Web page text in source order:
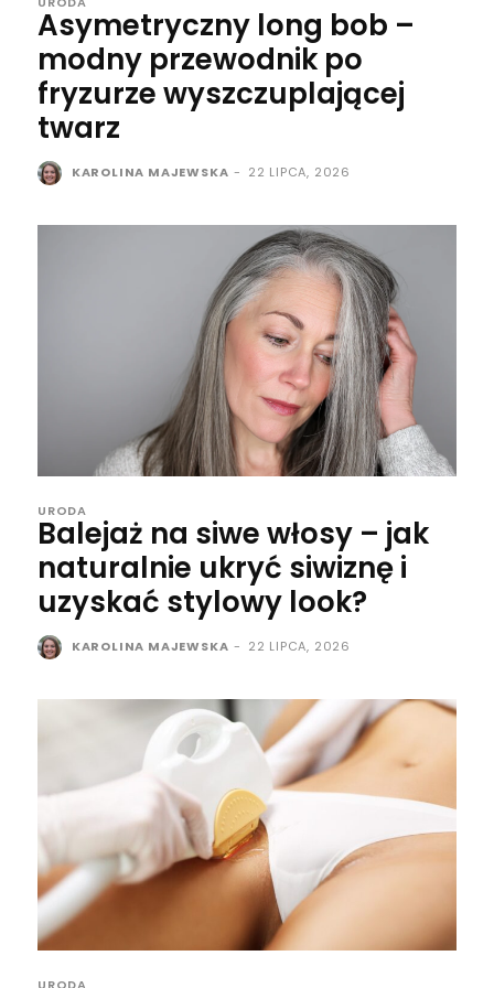
Asymetryczny long bob –
modny przewodnik po
fryzurze wyszczuplającej
twarz
KAROLINA MAJEWSKA - 22 LIPCA, 2026
URODA
Balejaż na siwe włosy – jak
naturalnie ukryć siwiznę i
uzyskać stylowy look?
KAROLINA MAJEWSKA - 22 LIPCA, 2026